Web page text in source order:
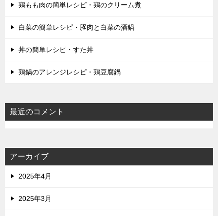
鶏もも肉の簡単レシピ・鶏のクリーム煮
白菜の簡単レシピ・豚肉と白菜の酒鍋
丼の簡単レシピ・すた丼
鶏鍋のアレンジレシピ・鶏豆腐鍋
最近のコメント
アーカイブ
2025年4月
2025年3月